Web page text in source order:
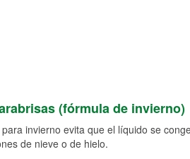
(fórmula de invierno)
invierno evita que el líquido se
de nieve o de hielo.